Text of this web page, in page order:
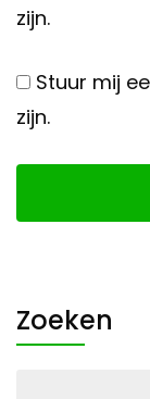
zijn.
Stuur mij
zijn.
Zoeken